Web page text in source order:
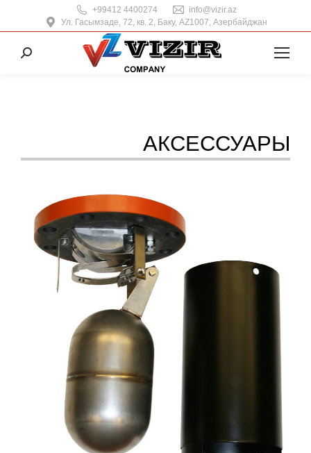
+99412 4400274
info@vizir.az
Ул. Гасымзаде, 72, кв. 2, Баку, AZ1007, Азербайджан
Поиск:
АКСЕССУАРЫ